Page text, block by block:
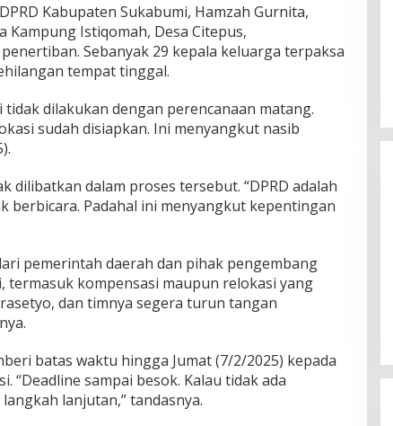
Kabupaten Sukabumi, Hamzah Gurnita,
Istiqomah, Desa Citepus,
Sebanyak 29 kepala keluarga terpaksa
tempat tinggal.
dilakukan dengan perencanaan matang.
sudah disiapkan. Ini menyangkut nasib
dilibatkan dalam proses tersebut. “DPRD adalah
berbicara. Padahal ini menyangkut kepentingan
pemerintah daerah dan pihak pengembang
termasuk kompensasi maupun relokasi yang
dan timnya segera turun tangan
batas waktu hingga Jumat (7/2/2025) kepada
“Deadline sampai besok. Kalau tidak ada
lanjutan,” tandasnya.
Belum Pakai CVT, Apa yang
Ditakuti Daihatsu Indonesia?
Di JAWA BARAT, KRIMINAL, OLAHRAGA, OTOMOTIF,
POLITIK
20 Februari 2018